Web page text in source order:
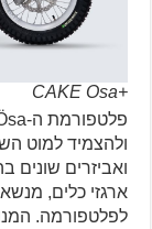
+CAKE Osa
ולהצמיד למוט
ואביזרים
ארגזי כלים,